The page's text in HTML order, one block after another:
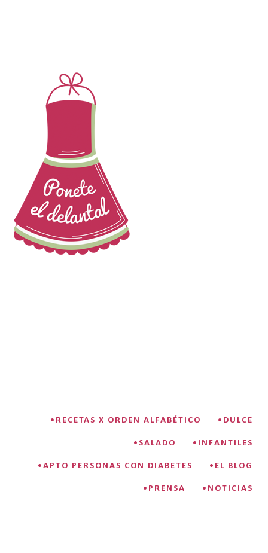
•RECETAS X ORDEN ALFABÉTICO •DULCE
•SALADO •INFANTILES
•APTO PERSONAS CON DIABETES •EL BLOG
•PRENSA •NOTICIAS